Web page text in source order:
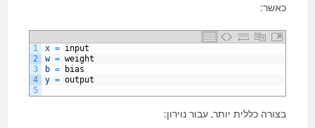
כאשר:
1
2
3
4
5
x = input
w = weight
b =
bias
y = output
בצורה כללית יותר, עבור נוירון: